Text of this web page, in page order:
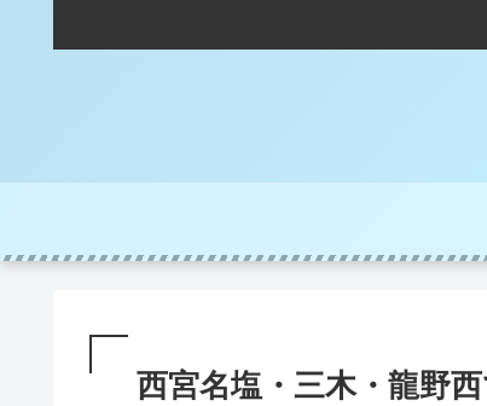
西宮名塩・三木・龍野